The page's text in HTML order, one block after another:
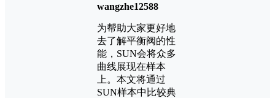
wangzhe12588
为帮助大家更好地
去了解平衡阀的性
能，SUN会将众多
曲线展现在样本
上。本文将通过
SUN样本中比较典